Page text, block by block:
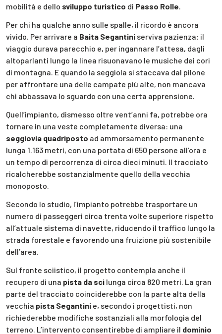
mobilità e dello sviluppo turistico di Passo Rolle.
Per chi ha qualche anno sulle spalle, il ricordo è ancora
vivido. Per arrivare a Baita Segantini serviva pazienza: il
viaggio durava parecchio e, per ingannare l’attesa, dagli
altoparlanti lungo la linea risuonavano le musiche dei cori
di montagna. E quando la seggiola si staccava dal pilone
per affrontare una delle campate più alte, non mancava
chi abbassava lo sguardo con una certa apprensione.
Quell’impianto, dismesso oltre vent’anni fa, potrebbe ora
tornare in una veste completamente diversa: una
seggiovia quadriposto ad ammorsamento permanente
lunga 1.163 metri, con una portata di 650 persone all’ora e
un tempo di percorrenza di circa dieci minuti. Il tracciato
ricalcherebbe sostanzialmente quello della vecchia
monoposto.
Secondo lo studio, l’impianto potrebbe trasportare un
numero di passeggeri circa trenta volte superiore rispetto
all’attuale sistema di navette, riducendo il traffico lungo la
strada forestale e favorendo una fruizione più sostenibile
dell’area.
Sul fronte sciistico, il progetto contempla anche il
recupero di una pista da sci lunga circa 820 metri. La gran
parte del tracciato coinciderebbe con la parte alta della
vecchia pista Segantini e, secondo i progettisti, non
richiederebbe modifiche sostanziali alla morfologia del
terreno. L’intervento consentirebbe di ampliare il dominio